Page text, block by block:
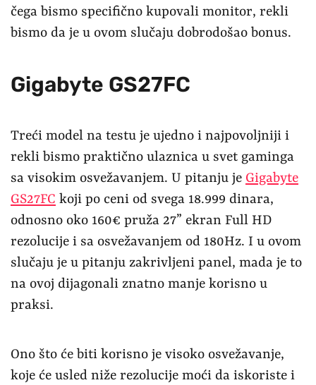
čega bismo specifično kupovali monitor, rekli
bismo da je u ovom slučaju dobrodošao bonus.
Gigabyte GS27FC
Treći model na testu je ujedno i najpovoljniji i
rekli bismo praktično ulaznica u svet gaminga
sa visokim osvežavanjem. U pitanju je Gigabyte
GS27FC koji po ceni od svega 18.999 dinara,
odnosno oko 160€ pruža 27” ekran Full HD
rezolucije i sa osvežavanjem od 180Hz. I u ovom
slučaju je u pitanju zakrivljeni panel, mada je to
na ovoj dijagonali znatno manje korisno u
praksi.
Ono što će biti korisno je visoko osvežavanje,
koje će usled niže rezolucije moći da iskoriste i